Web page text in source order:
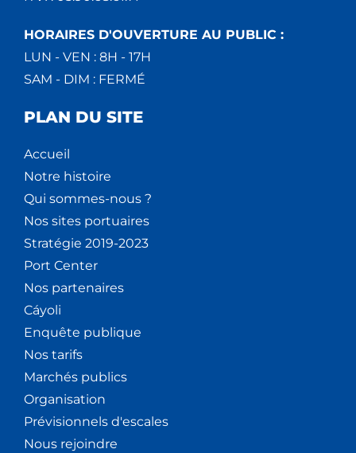
HORAIRES D'OUVERTURE AU PUBLIC :
LUN - VEN : 8H - 17H
SAM - DIM : FERMÉ
PLAN DU SITE
Accueil
Notre histoire
Qui sommes-nous ?
Nos sites portuaires
Stratégie 2019-2023
Port Center
Nos partenaires
Cáyoli
Enquête publique
Nos tarifs
Marchés publics
Organisation
Prévisionnels d'escales
Nous rejoindre